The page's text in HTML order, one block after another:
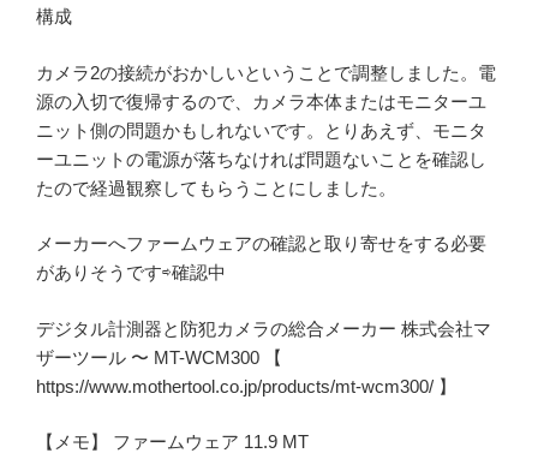
構成
カメラ2の接続がおかしいということで調整しました。電
源の入切で復帰するので、カメラ本体またはモニターユ
ニット側の問題かもしれないです。とりあえず、モニタ
ーユニットの電源が落ちなければ問題ないことを確認し
たので経過観察してもらうことにしました。
メーカーへファームウェアの確認と取り寄せをする必要
がありそうです⇨確認中
デジタル計測器と防犯カメラの総合メーカー 株式会社マ
ザーツール 〜 MT-WCM300 【
https://www.mothertool.co.jp/products/mt-wcm300/ 】
【メモ】 ファームウェア 11.9 MT